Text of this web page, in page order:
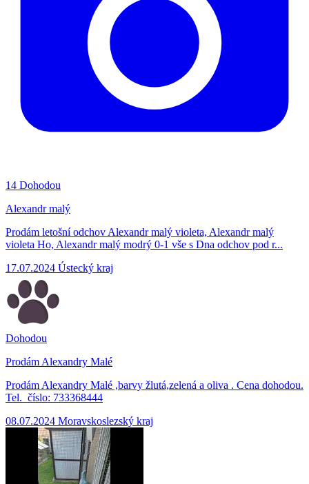
14 Dohodou
Alexandr malý
Prodám letošní odchov Alexandr malý violeta, Alexandr malý
violeta Ho, Alexandr malý modrý 0-1 vše s Dna odchov pod r...
17.07.2024 Ústecký kraj
Dohodou
Prodám Alexandry Malé
Prodám Alexandry Malé ,barvy žlutá,zelená a oliva . Cena dohodou.
Tel. číslo: 733368444
08.07.2024 Moravskoslezský kraj